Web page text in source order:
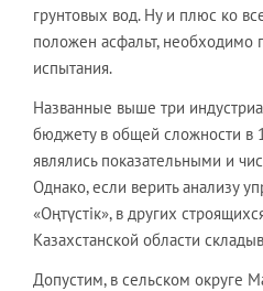
грунтовых вод. Ну и плюс ко
положен асфальт, необходимо
испытания.
Названные выше три
бюджету в общей сложности в
являлись показательными и
Однако, если верить анализу
«Oңтүстік», в других
Казахстанской области
Допустим, в сельском округе